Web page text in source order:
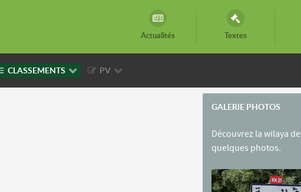
Actualités Textes
CLASSEMENTS PV
GALERIE PHOTOS
Découvrez la wilaya de
quelques photos.